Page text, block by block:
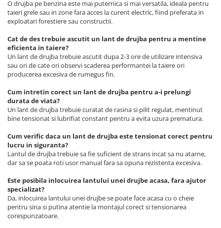
O drujba pe benzina este mai puternica si mai versatila, ideala pentru
taieri grele sau in zone fara acces la curent electric, fiind preferata in
exploatari forestiere sau constructii.
Cat de des trebuie ascutit un lant de drujba pentru a mentine
eficienta in taiere?
Un lant de drujba trebuie ascutit dupa 2-3 ore de utilizare intensiva
sau ori de cate ori observi scaderea performantei la taiere ori
producerea excesiva de rumegus fin.
Cum intretin corect un lant de drujba pentru a-i prelungi
durata de viata?
Un lant de drujba trebuie curatat de rasina si pilit regulat, mentinut
bine tensionat si lubrifiat constant pentru a evita uzura prematura.
Cum verific daca un lant de drujba este tensionat corect pentru
lucru in siguranta?
Lantul de drujba trebuie sa fie suficient de strans incat sa nu atarne,
dar sa se poata roti usor manual fara sa opuna rezistenta excesiva.
Este posibila inlocuirea lantului unei drujbe acasa, fara ajutor
specializat?
Da, inlocuirea lantului unei drujbe se poate face acasa cu o cheie
pentru sina si putina atentie la montajul corect si tensionarea
corespunzatoare.